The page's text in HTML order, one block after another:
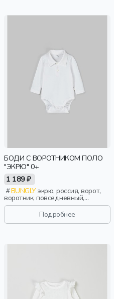
БОДИ С ВОРОТНИКОМ ПОЛО
"ЭКРЮ" 0+
1 189 ₽
BUNGLYэкрю, россия, ворот,
воротник, повседневный,
малыши, дети
Подробнее